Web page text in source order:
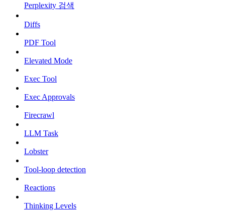
Perplexity 검색
Diffs
PDF Tool
Elevated Mode
Exec Tool
Exec Approvals
Firecrawl
LLM Task
Lobster
Tool-loop detection
Reactions
Thinking Levels